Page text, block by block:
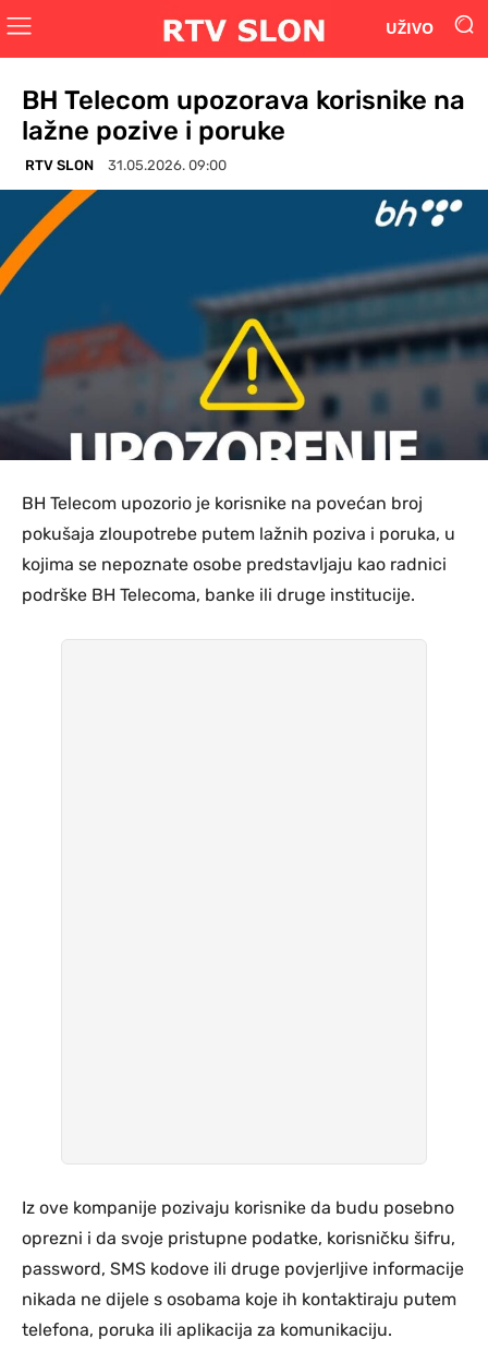
UŽIVO
BH Telecom upozorava korisnike na
lažne pozive i poruke
RTV SLON 31.05.2026. 09:00
BH Telecom upozorio je korisnike na povećan broj
pokušaja zloupotrebe putem lažnih poziva i poruka, u
kojima se nepoznate osobe predstavljaju kao radnici
podrške BH Telecoma, banke ili druge institucije.
Iz ove kompanije pozivaju korisnike da budu posebno
oprezni i da svoje pristupne podatke, korisničku šifru,
password, SMS kodove ili druge povjerljive informacije
nikada ne dijele s osobama koje ih kontaktiraju putem
telefona, poruka ili aplikacija za komunikaciju.